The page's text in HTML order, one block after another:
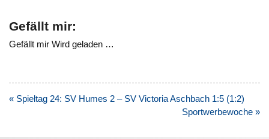
Gefällt mir:
Gefällt mir Wird geladen …
Beitragsnavigation
« Spieltag 24: SV Humes 2 – SV Victoria Aschbach 1:5 (1:2)
Sportwerbewoche »